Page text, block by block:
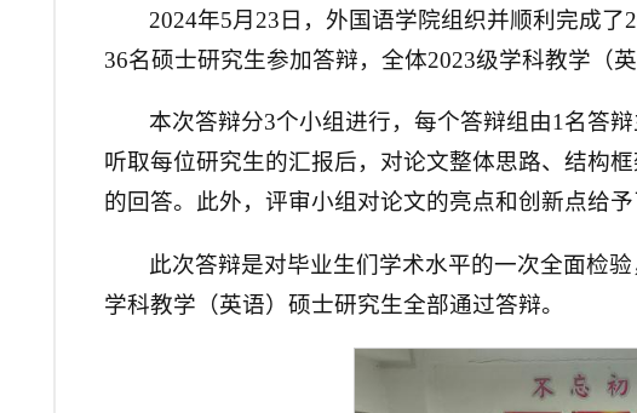
2024年5月23日，外国语学院组织并顺利完成
36名硕士研究生参加答辩，全体2023级学科教学（
本次答辩分3个小组进行，每个答辩组由1名答
听取每位研究生的汇报后，对论文整体思路、结构
的回答。此外，评审小组对论文的亮点和创新点给
此次答辩是对毕业生们学术水平的一次全面检
学科教学（英语）硕士研究生全部通过答辩。